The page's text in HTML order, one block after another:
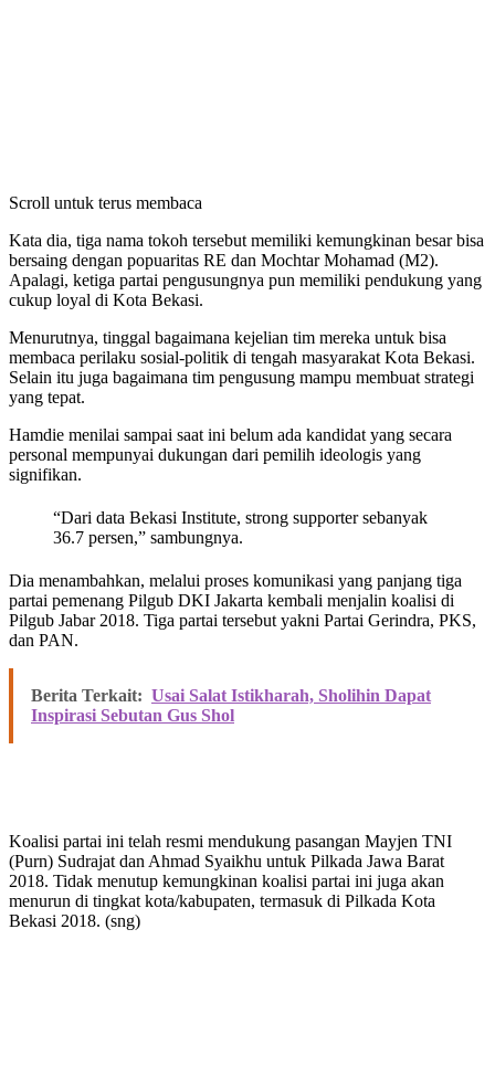
Scroll untuk terus membaca
Kata dia, tiga nama tokoh tersebut memiliki kemungkinan besar bisa
bersaing dengan popuaritas RE dan Mochtar Mohamad (M2).
Apalagi, ketiga partai pengusungnya pun memiliki pendukung yang
cukup loyal di Kota Bekasi.
Menurutnya, tinggal bagaimana kejelian tim mereka untuk bisa
membaca perilaku sosial-politik di tengah masyarakat Kota Bekasi.
Selain itu juga bagaimana tim pengusung mampu membuat strategi
yang tepat.
Hamdie menilai sampai saat ini belum ada kandidat yang secara
personal mempunyai dukungan dari pemilih ideologis yang
signifikan.
“Dari data Bekasi Institute, strong supporter sebanyak
36.7 persen,” sambungnya.
Dia menambahkan, melalui proses komunikasi yang panjang tiga
partai pemenang Pilgub DKI Jakarta kembali menjalin koalisi di
Pilgub Jabar 2018. Tiga partai tersebut yakni Partai Gerindra, PKS,
dan PAN.
Berita Terkait: Usai Salat Istikharah, Sholihin Dapat
Inspirasi Sebutan Gus Shol
Koalisi partai ini telah resmi mendukung pasangan Mayjen TNI
(Purn) Sudrajat dan Ahmad Syaikhu untuk Pilkada Jawa Barat
2018. Tidak menutup kemungkinan koalisi partai ini juga akan
menurun di tingkat kota/kabupaten, termasuk di Pilkada Kota
Bekasi 2018. (sng)